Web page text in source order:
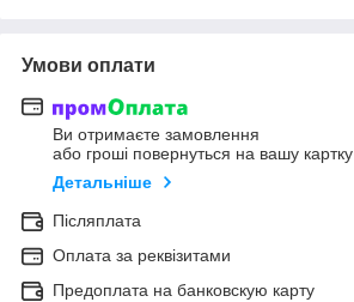
Умови оплати
Ви отримаєте замовлення
або гроші повернуться на вашу картку
Детальніше
Післяплата
Оплата за реквізитами
Предоплата на банковскую карту